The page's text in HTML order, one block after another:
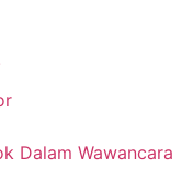
Dalam Wawancara